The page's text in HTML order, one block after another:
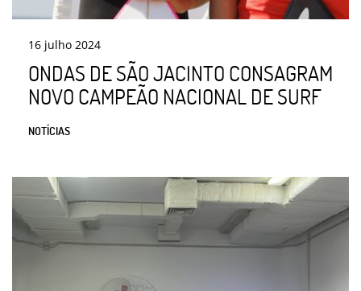
16 julho 2024
ONDAS DE SÃO JACINTO CONSAGRAM
NOVO CAMPEÃO NACIONAL DE SURF
NOTÍCIAS